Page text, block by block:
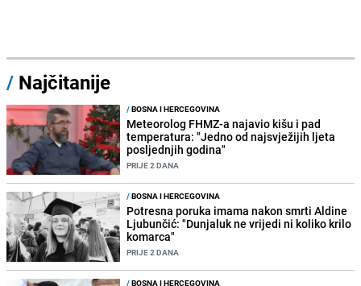
/ Najčitanije
/BOSNA I HERCEGOVINA
Meteorolog FHMZ-a najavio kišu i pad
temperatura: "Jedno od najsvježijih ljeta
posljednjih godina"
PRIJE 2 DANA
/BOSNA I HERCEGOVINA
Potresna poruka imama nakon smrti Aldine
Ljubunčić: "Dunjaluk ne vrijedi ni koliko krilo
komarca"
PRIJE 2 DANA
/BOSNA I HERCEGOVINA